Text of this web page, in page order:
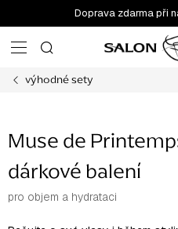
na
obsah
Doprava zdarma při
výhodné sety
Muse de
dárkové balení
pro objem a hydrataci